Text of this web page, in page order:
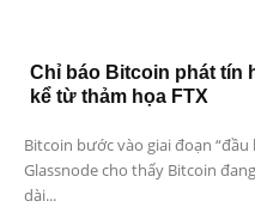
Chỉ báo Bitcoin phát tín
kể từ thảm họa FTX
Bitcoin bước vào giai đoạn
Glassnode cho thấy Bitcoin
dài...